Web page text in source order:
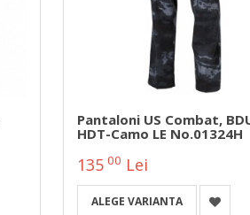
Pantaloni US Combat,
HDT-Camo LE No.01324H
135 00 Lei
ALEGE VARIANTA